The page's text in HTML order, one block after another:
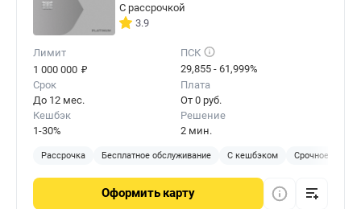
С рассрочкой
3.9
Лимит
1 000 000 ₽
ПСК
29,855 - 61,999%
Срок
До 12 мес.
Плата
От 0 руб.
Кешбэк
1-30%
Решение
2 мин.
Рассрочка Бесплатное обслуживание С кешбэком Срочное
Оформить карту